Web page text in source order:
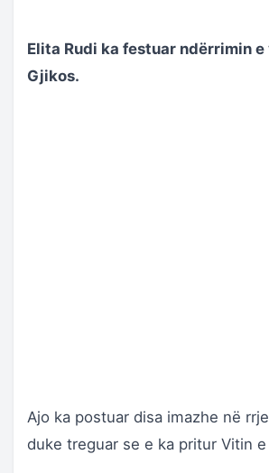
Elita Rudi ka festuar ndërrimin
Gjikos.
Ajo ka postuar disa imazhe në
duke treguar se e ka pritur Vitin